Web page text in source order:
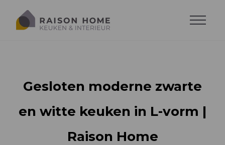
Gesloten moderne zwarte
en witte keuken in L-vorm |
Raison Home